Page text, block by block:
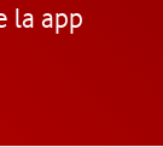
la app